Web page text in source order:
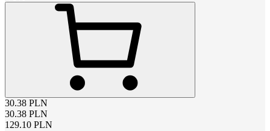
30.38 PLN
30.38 PLN
129.10 PLN